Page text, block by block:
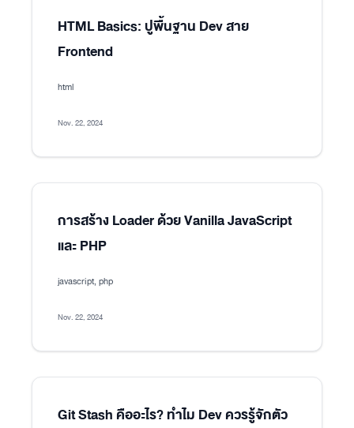
HTML Basics: ปูพื้นฐาน Dev สาย
Frontend
html
Nov. 22, 2024
การสร้าง Loader ด้วย Vanilla JavaScript
และ PHP
javascript, php
Nov. 22, 2024
Git Stash คืออะไร? ทำไม Dev ควรรู้จักตัว